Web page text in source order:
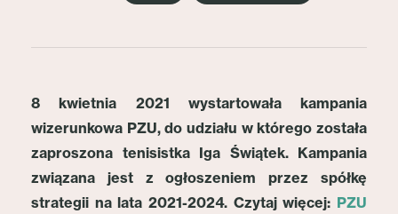
8 kwietnia 2021 wystartowała kampania
wizerunkowa PZU, do udziału w którego została
zaproszona tenisistka Iga Świątek. Kampania
związana jest z ogłoszeniem przez spółkę
strategii na lata 2021-2024. Czytaj więcej: PZU